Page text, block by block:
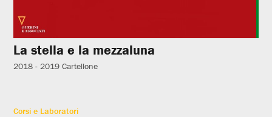
La stella e la mezzaluna
2018 - 2019 Cartellone
Corsi e Laboratori